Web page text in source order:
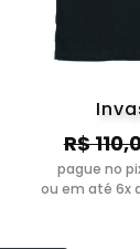
R$
pague no
ou em até 6x